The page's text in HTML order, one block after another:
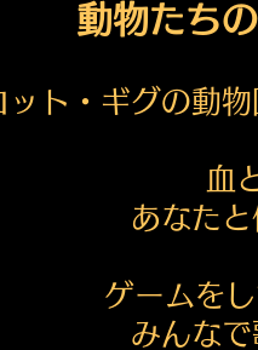
動物たち
ット・ギグの動
血
あなた
ゲームを
みんな